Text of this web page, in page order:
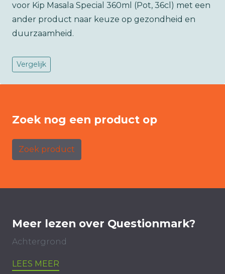
voor Kip Masala Special 360ml (Pot, 36cl) met een
ander product naar keuze op gezondheid en
duurzaamheid.
Vergelijk
Zoek nog een product op
Zoek product
Meer lezen over Questionmark?
Achtergrond
LEES MEER